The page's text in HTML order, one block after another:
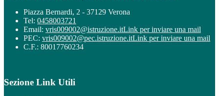
Piazza Bernardi, 2 - 37129 Verona
Tel: 0458003721
Email: vris009002@istruzione.itLink per inviare una mail
PEC: vris009002@pec.istruzione.itLink per inviare una mail
C.F.: 80017760234
Sezione Link Utili